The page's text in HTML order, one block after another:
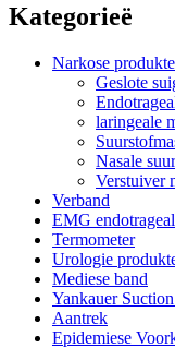
Kategorieë
Narkose produkte
Geslote
laringeale
Nasale
Verstuiver
Verband
EMG
Termometer
Urologie
Mediese band
Yankauer
Aantrek
Epidemiese